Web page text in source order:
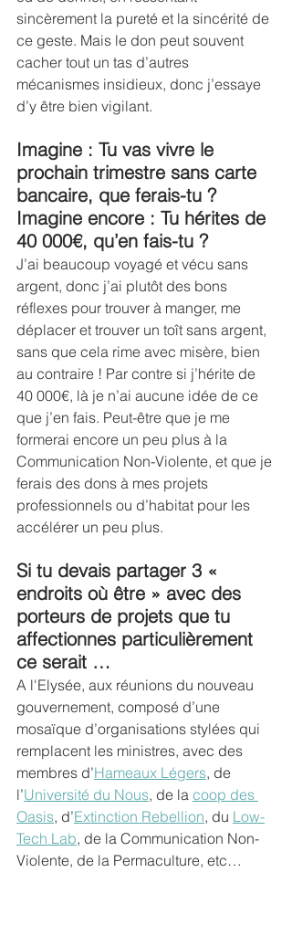
sincèrement la pureté et la sincérité de
ce geste. Mais le don peut souvent
cacher tout un tas d’autres
mécanismes insidieux, donc j’essaye
d’y être bien vigilant.
Imagine : Tu vas vivre le
prochain trimestre sans carte
bancaire, que ferais-tu ?
Imagine encore : Tu hérites de
40 000€, qu’en fais-tu ?
J’ai beaucoup voyagé et vécu sans
argent, donc j’ai plutôt des bons
réflexes pour trouver à manger, me
déplacer et trouver un toît sans argent,
sans que cela rime avec misère, bien
au contraire ! Par contre si j’hérite de
40 000€, là je n’ai aucune idée de ce
que j’en fais. Peut-être que je me
formerai encore un peu plus à la
Communication Non-Violente, et que je
ferais des dons à mes projets
professionnels ou d’habitat pour les
accélérer un peu plus.
Si tu devais partager 3 «
endroits où être » avec des
porteurs de projets que tu
affectionnes particulièrement
ce serait …
A l'Elysée, aux réunions du nouveau
gouvernement, composé d’une
mosaïque d’organisations stylées qui
remplacent les ministres, avec des
membres d’Hameaux Légers, de
l’Université du Nous, de la coop des
Oasis, d’Extinction Rebellion, du Low-
Tech Lab, de la Communication Non-
Violente, de la Permaculture, etc…